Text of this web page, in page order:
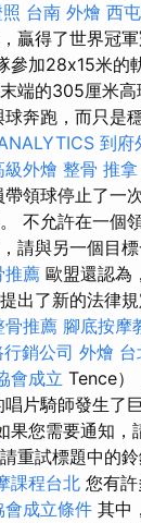
台南 外燴 西
贏得了世界冠軍
參加28x15米的
端的305厘米高
奔跑，而只是
到府
級外燴 整骨 推拿
帶領球停止了一
不允許在一個
請與另一個目標
推薦 歐盟還認為
出了新的法律
骨推薦 腳底按摩
銷公司 外燴 台
會成立 Tence）
片騎師發生了
果您需要通知，
重試標題中的鈴
課程台北 您有
會成立條件 其中